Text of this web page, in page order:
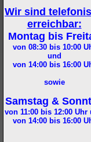
Wir sind
erreichbar:
Montag bis
von 08:30 bis 10:00
und
von 14:00 bis 16:00
sowie
Samstag &
von 11:00 bis 12:00 Uhr
von 14:00 bis 16:00